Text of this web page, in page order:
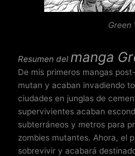
Green
Resumen del manga
De mis primeros mangas
mutan y acaban invadiendo
ciudades en junglas de
supervivientes acaban
subterráneos y metros para
zombies mutantes. Ahora, el
sobrevivir y acabará